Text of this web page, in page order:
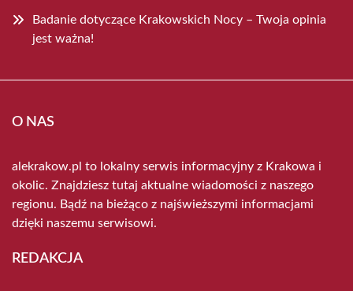
Badanie dotyczące Krakowskich Nocy – Twoja opinia
jest ważna!
O NAS
alekrakow.pl to lokalny serwis informacyjny z Krakowa i
okolic. Znajdziesz tutaj aktualne wiadomości z naszego
regionu. Bądź na bieżąco z najświeższymi informacjami
dzięki naszemu serwisowi.
REDAKCJA